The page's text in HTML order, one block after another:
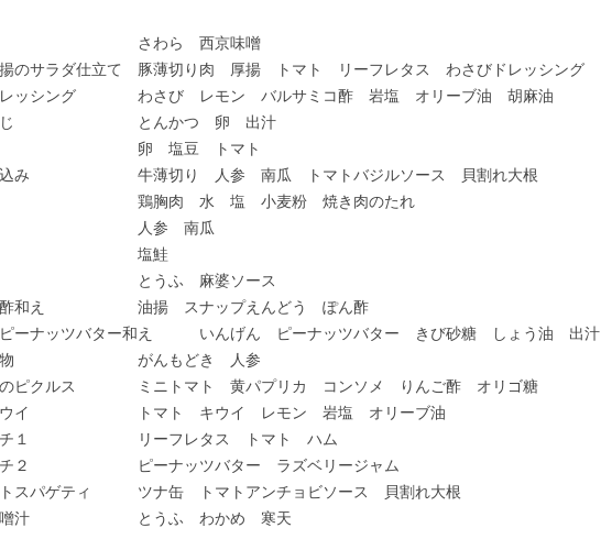
さわら 西京味噌
揚のサラダ仕立て 豚薄切り肉 厚揚 トマト リーフレタス わさびドレッシング
レッシング わさび レモン バルサミコ酢 岩塩 オリーブ油 胡麻油
とじ とんかつ 卵 出汁
ツ 卵 塩豆 トマト
込み 牛薄切り 人参 南瓜 トマトバジルソース 貝割れ大根
鶏 鶏胸肉 水 塩 小麦粉 焼き肉のたれ
菜 人参 南瓜
魚 塩鮭
腐 とうふ 麻婆ソース
酢和え 油揚 スナップえんどう ぽん酢
ピーナッツバター和え いんげん ピーナッツバター きび砂糖 しょう油 出汁
煮物 がんもどき 人参
のピクルス ミニトマト 黄パプリカ コンソメ りんご酢 オリゴ糖
キウイ トマト キウイ レモン 岩塩 オリーブ油
ッチ１ リーフレタス トマト ハム
チ２ ピーナッツバター ラズベリージャム
トスパゲティ ツナ缶 トマトアンチョビソース 貝割れ大根
味噌汁 とうふ わかめ 寒天